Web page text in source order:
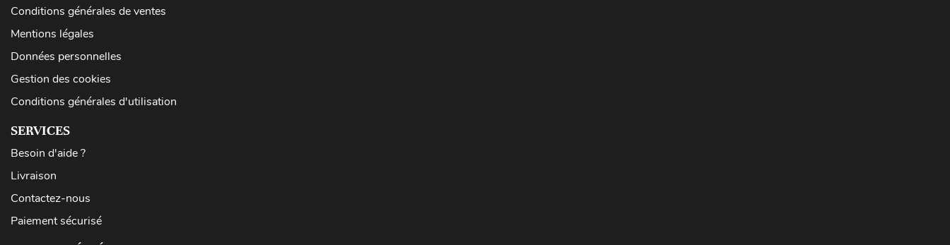
Conditions générales de ventes
Mentions légales
Données personnelles
Gestion des cookies
Conditions générales d'utilisation
SERVICES
Besoin d'aide ?
Livraison
Contactez-nous
Paiement sécurisé